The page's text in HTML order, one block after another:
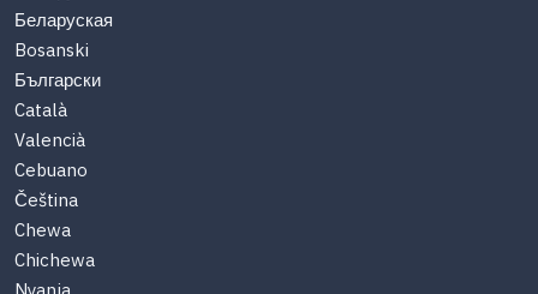
Беларуская
Bosanski
Български
Català
Valencià
Cebuano
Čeština
Chewa
Chichewa